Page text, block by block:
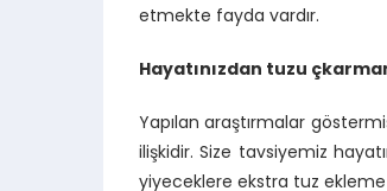
etmekte fayda vardır.
Hayatınızdan tuzu
Yapılan araştırmalar
ilişkidir. Size tavsiyemiz
yiyeceklere ekstra tuz ekleme